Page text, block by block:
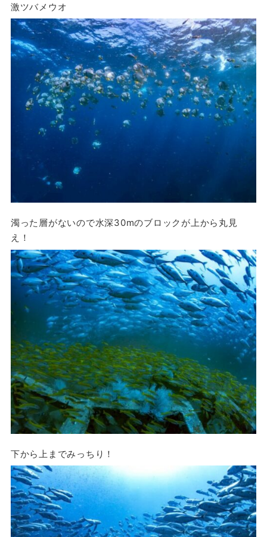
激ツバメウオ
濁った層がないので水深30mのブロックが上から丸見
え！
下から上までみっちり！